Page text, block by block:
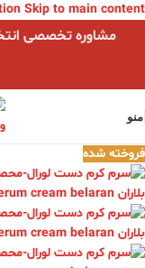
Skip to main content
مشاوره تخصصی
منو
فروخته شده